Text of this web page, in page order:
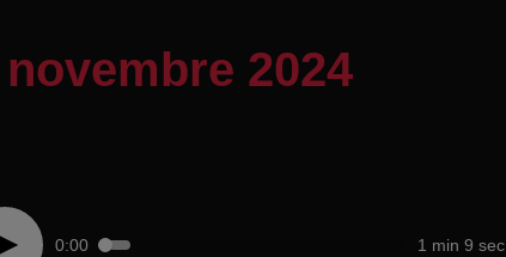
2024
0:00 1 min 9 sec